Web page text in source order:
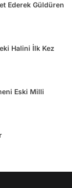
Ederek Güldüren
Halini İlk Kez
Eski Milli